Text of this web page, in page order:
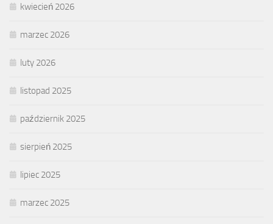
kwiecień 2026
marzec 2026
luty 2026
listopad 2025
październik 2025
sierpień 2025
lipiec 2025
marzec 2025